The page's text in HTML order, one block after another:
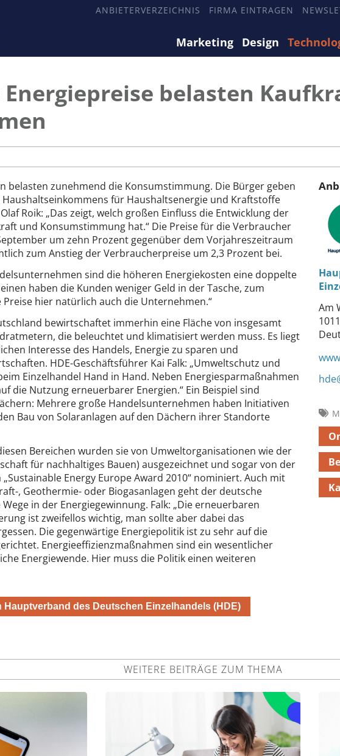
ANBIETERVERZEICHNIS FIRMA EINTRAGEN
Marketing Design
Energiepreise belasten
belasten zunehmend die Konsumstimmung. Die Bürger geben
für Haushaltsenergie und Kraftstoffe
Roik: „Das zeigt, welch großen Einfluss die Entwicklung der
und Konsumstimmung hat.“ Die Preise für die Verbraucher
um zehn Prozent gegenüber dem Vorjahreszeitraum
zum Anstieg der Verbraucherpreise um 2,3 Prozent bei.
sind die höheren Energiekosten eine doppelte
haben die Kunden weniger Geld in der Tasche, zum
hier natürlich auch die Unternehmen.“
bewirtschaftet immerhin eine Fläche von insgesamt
die beleuchtet und klimatisiert werden muss. Es liegt
Interesse des Handels, Energie zu sparen und
HDE-Geschäftsführer Kai Falk: „Umweltschutz und
Einzelhandel Hand in Hand. Neben Energiesparmaßnahmen
die Nutzung erneuerbarer Energien.“ Ein Beispiel sind
Mehrere große Handelsunternehmen haben Initiativen
Bau von Solaranlagen auf den Dächern ihrer Standorte
Bereichen wurden sie von Umweltorganisationen wie der
für nachhaltiges Bauen) ausgezeichnet und sogar von der
Energy Europe Award 2010“ nominiert. Auch mit
, Geothermie- oder Biogasanlagen geht der deutsche
in der Energiegewinnung. Falk: „Die erneuerbaren
ist zweifellos wichtig, man sollte aber dabei das
Die gegenwärtige Energiepolitik ist zu sehr auf die
Energieeffizienzmaßnahmen sind ein wesentlicher
Energiewende. Hier muss die Politik einen weiteren
Hauptverband des Deutschen Einzelhandels (HDE)
Am
WEITERE BEITRÄGE ZUM THEMA